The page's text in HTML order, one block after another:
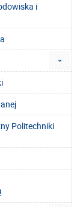
i
Politechniki